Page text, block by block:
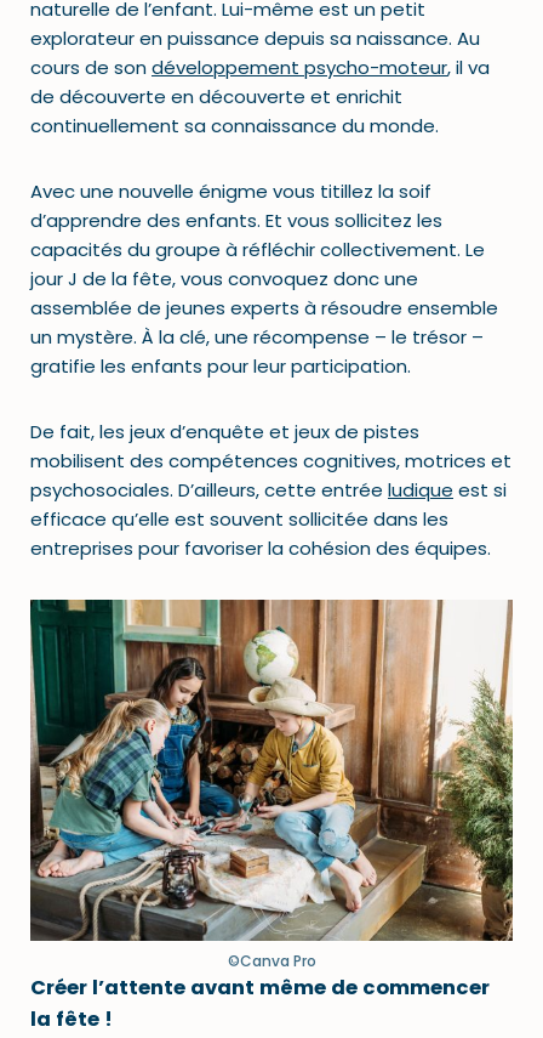
naturelle de l’enfant. Lui-même est un petit
explorateur en puissance depuis sa naissance. Au
cours de sondéveloppement psycho-moteur, il va
de découverte en découverte et enrichit
continuellement sa connaissance du monde.
Avec une nouvelle énigme vous titillez la soif
d’apprendre des enfants. Et vous sollicitez les
capacités du groupe à réfléchir collectivement. Le
jour J de la fête, vous convoquez donc une
assemblée de jeunes experts à résoudre ensemble
un mystère. À la clé, une récompense – le trésor –
gratifie les enfants pour leur participation.
De fait, les jeux d’enquête et jeux de pistes
mobilisent des compétences cognitives, motrices et
psychosociales. D’ailleurs, cette entrée ludique est si
efficace qu’elle est souvent sollicitée dans les
entreprises pour favoriser la cohésion des équipes.
©Canva Pro
Créer l’attente avant même de commencer
la fête !